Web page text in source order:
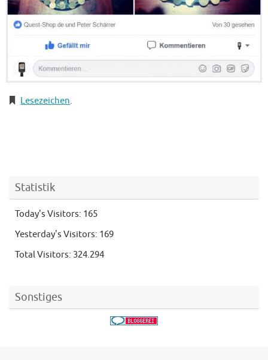
Lesezeichen.
Statistik
Today's Visitors: 165
Yesterday's Visitors: 169
Total Visitors: 324.294
Sonstiges